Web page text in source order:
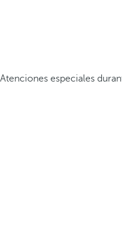
Atenciones especiales